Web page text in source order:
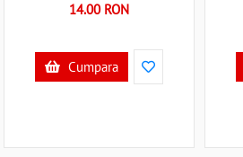
14.00 RON
Cumpara